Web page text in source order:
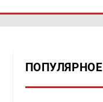
ПОПУЛЯРНОЕ